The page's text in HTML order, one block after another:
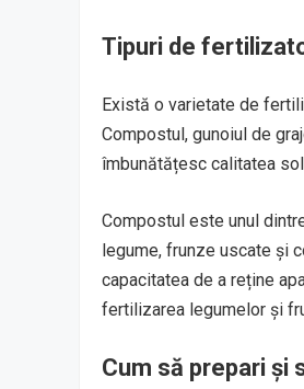
Tipuri de
Există o varietate de
Compostul, gunoiul de
îmbunătățesc calitatea
Compostul este unul
legume, frunze uscate și
capacitatea de a reține
fertilizarea legumelor și
Cum să prepari și